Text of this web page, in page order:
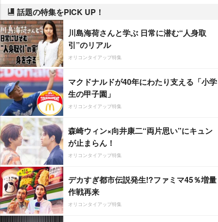
話題の特集をPICK UP！
川島海荷さんと学ぶ 日常に潜む“人身取
引”のリアル
オリコンタイアップ特集
マクドナルドが40年にわたり支える「小学
生の甲子園」
オリコンタイアップ特集
森崎ウィン×向井康二“両片思い”にキュン
が止まらん！
オリコンタイアップ特集
デカすぎ都市伝説発生!?ファミマ45％増量
作戦再来
オリコンタイアップ特集